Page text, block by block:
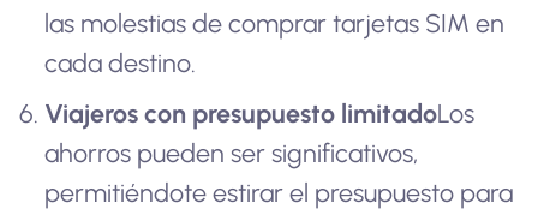
las molestias de comprar tarjetas SIM en
cada destino.
Viajeros con presupuesto limitadoLos
ahorros pueden ser significativos,
permitiéndote estirar el presupuesto para